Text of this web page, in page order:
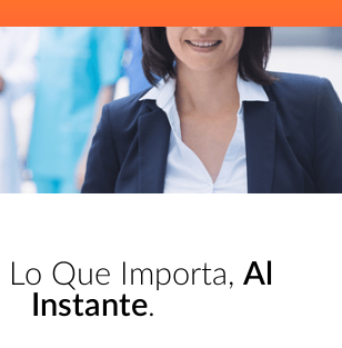
Lo Que Importa,Al
Instante.